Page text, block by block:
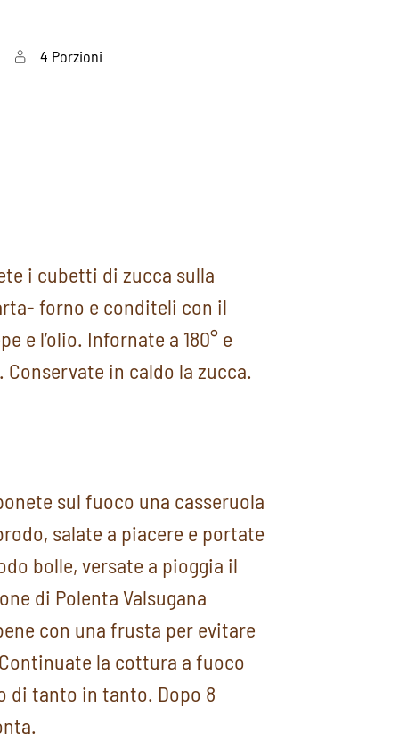
4 Porzioni
i cubetti di zucca sulla
forno e conditeli con il
e l’olio. Infornate a 180° e
in caldo la zucca.
sul fuoco una casseruola
salate a piacere e portate
bolle, versate a pioggia il
di Polenta Valsugana
con una frusta per evitare
la cottura a fuoco
di tanto in tanto. Dopo 8